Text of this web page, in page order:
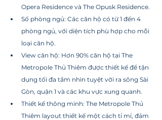
Opera Residence và The Opusk Residence.
Số phòng ngủ: Các căn hộ có từ 1 đến 4
phòng ngủ, với diện tích phù hợp cho mỗi
loại căn hộ.
View căn hộ: Hơn 90% căn hộ tại The
Metropole Thủ Thiêm được thiết kế để tận
dụng tối đa tầm nhìn tuyệt vời ra sông Sài
Gòn, quận 1 và các khu vực xung quanh.
Thiết kế thông minh: The Metropole Thủ
Thiêm layout thiết kế một cách tỉ mỉ, đảm